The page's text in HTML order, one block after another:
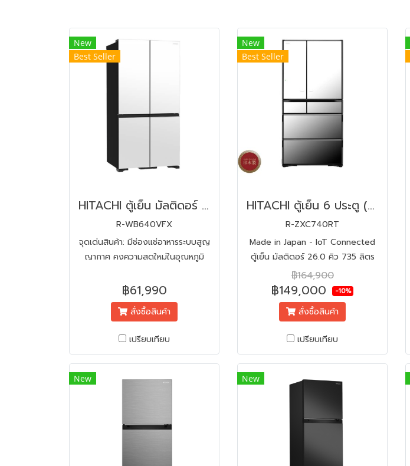
New
Best Seller
HITACHI ตู้เย็น มัลติดอร์ 20.1 คิว 569 ลิตร R-WB640VFX
R-WB640VFX
จุดเด่นสินค้า: มีช่องแช่อาหารระบบสูญ
ญากาศ คงความสดใหม่ในอุณหภูมิ
| ขนาดตู้ : ก90 * ส184 * ล72 cm.
฿61,990
สั่งซื้อสินค้า
เปรียบเทียบ
New
Best Seller
HITACHI ตู้เย็น 6 ประตู (26 คิว,สีกระจกเงา) รุ่น R-ZXC740RT
R-ZXC740RT
Made in Japan - IoT Connected
ตู้เย็น มัลติดอร์ 26.0 คิว 735 ลิตร
฿164,900
฿149,000 -10%
สั่งซื้อสินค้า
เปรียบเทียบ
New New